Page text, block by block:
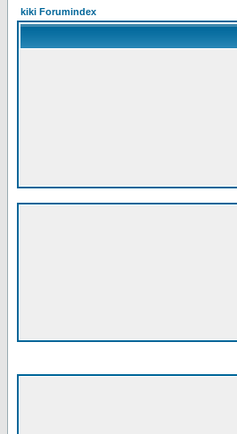
kiki Forumindex